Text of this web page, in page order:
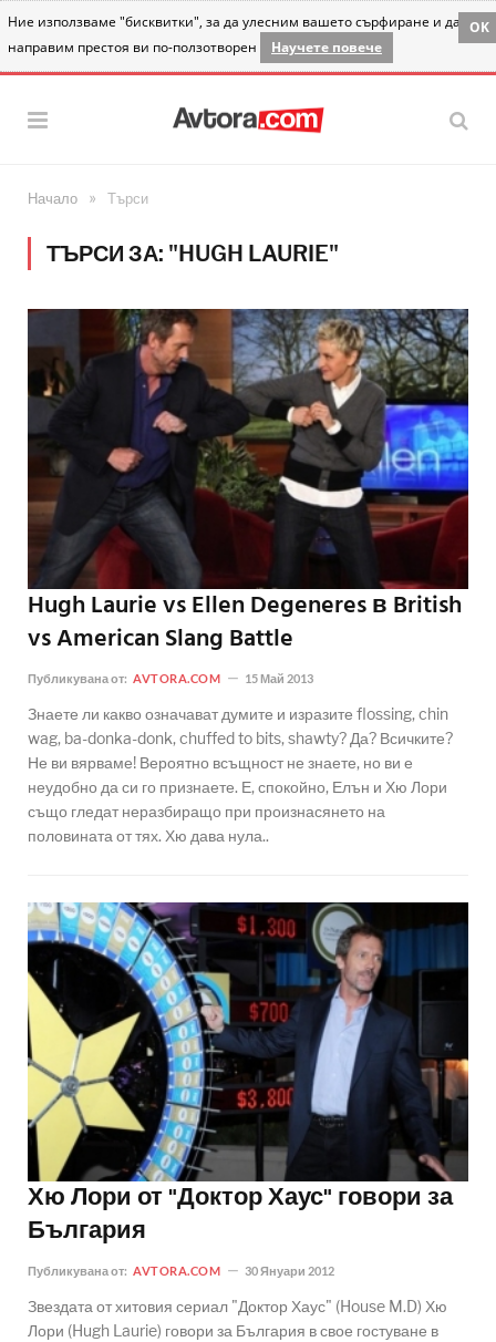
Ние използваме "бисквитки", за да улесним вашето сърфиране и да
направим престоя ви по-ползотворен
Научете повече
OK
Начало » Търси
ТЪРСИ ЗА: "HUGH LAURIE"
Hugh Laurie vs Ellen Degeneres в British
vs American Slang Battle
Публикувана от: AVTORA.COM 15 Май 2013
Знаете ли какво означават думите и изразите flossing, chin
wag, ba-donka-donk, chuffed to bits, shawty? Да? Всичките?
Не ви вярваме! Вероятно всъщност не знаете, но ви е
неудобно да си го признаете. Е, спокойно, Елън и Хю Лори
също гледат неразбиращо при произнасянето на
половината от тях. Хю дава нула..
Хю Лори от "Доктор Хаус" говори за
България
Публикувана от: AVTORA.COM 30 Януари 2012
Звездата от хитовия сериал "Доктор Хаус" (House M.D) Хю
Лори (Hugh Laurie) говори за България в свое гостуване в